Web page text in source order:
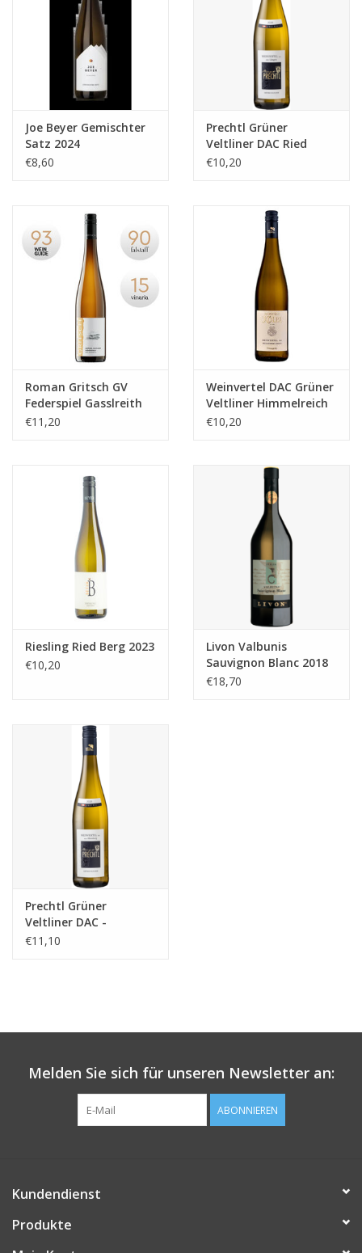
Joe Beyer Gemischter
Satz 2024
€8,60
Prechtl Grüner
Veltliner DAC Ried
Längen 2023
€10,20
Roman Gritsch GV
Federspiel Gasslreith
2023
€11,20
Weinvertel DAC Grüner
Veltliner Himmelreich
2023
€10,20
Riesling Ried Berg 2023
€10,20
Livon Valbunis
Sauvignon Blanc 2018
€18,70
Prechtl Grüner
Veltliner DAC -
Altenberg 2021
€11,10
Melden Sie sich für unseren Newsletter an:
ABONNIEREN
Kundendienst
Produkte